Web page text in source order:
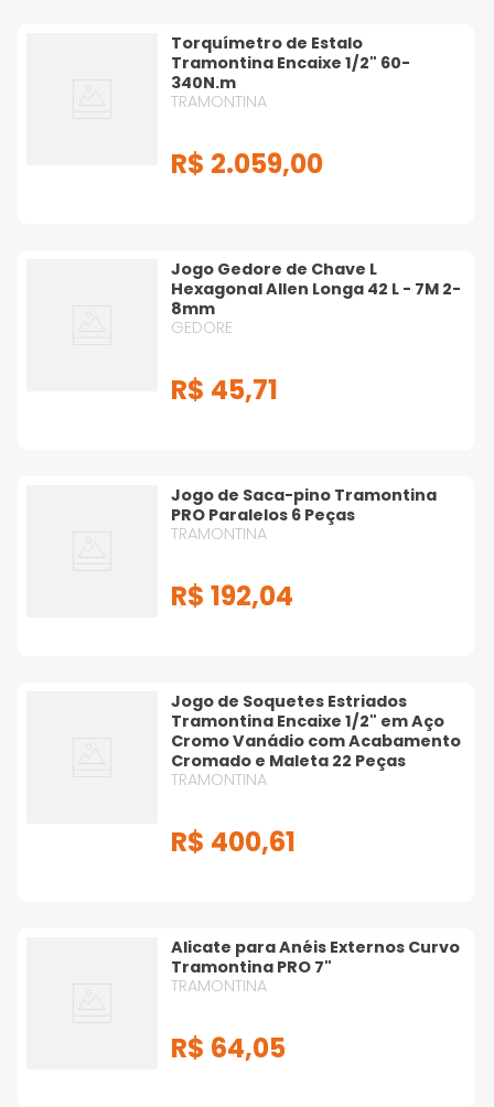
Torquímetro de Estalo
Tramontina Encaixe 1/2" 60-
340N.m
TRAMONTINA
R$ 2.059,00
Jogo Gedore de Chave L
Hexagonal Allen Longa 42 L - 7M 2-
8mm
GEDORE
R$ 45,71
Jogo de Saca-pino Tramontina
PRO Paralelos 6 Peças
TRAMONTINA
R$ 192,04
Jogo de Soquetes Estriados
Tramontina Encaixe 1/2" em Aço
Cromo Vanádio com Acabamento
Cromado e Maleta 22 Peças
TRAMONTINA
R$ 400,61
Alicate para Anéis Externos Curvo
Tramontina PRO 7"
TRAMONTINA
R$ 64,05